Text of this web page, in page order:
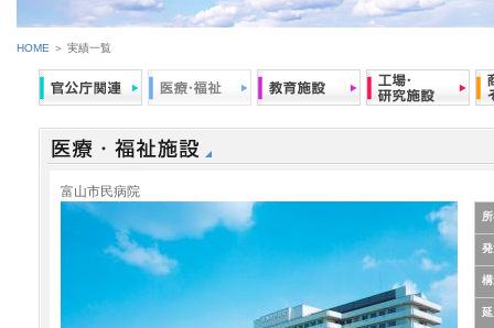
HOME ＞ 実績一覧
富山市民病院